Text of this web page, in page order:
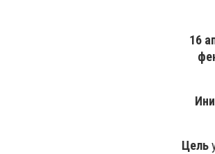
16
Цель